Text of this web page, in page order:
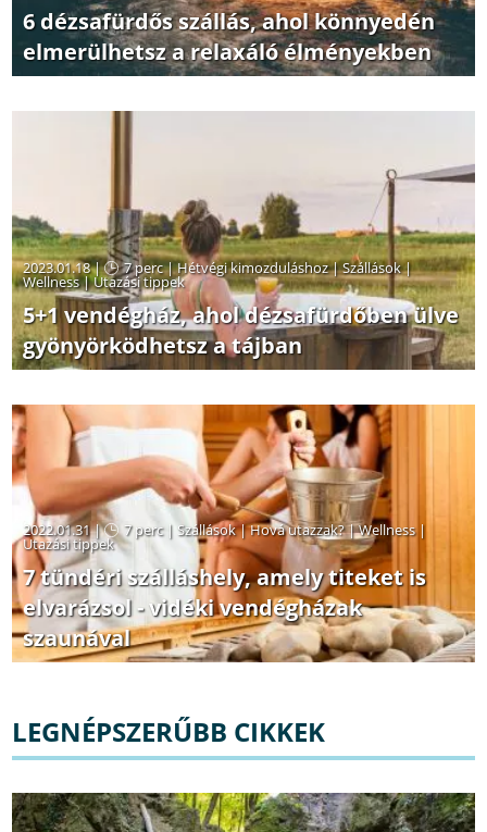
6 dézsafürdős szállás, ahol könnyedén
elmerülhetsz a relaxáló élményekben
2023.01.18 | 7 perc|Hétvégi kimozduláshoz|Szállások|
Wellness|Utazási tippek
5+1 vendégház, ahol dézsafürdőben ülve
gyönyörködhetsz a tájban
2022.01.31 | 7 perc| Szállások|Hová utazzak?|Wellness|
Utazási tippek
7 tündéri szálláshely, amely titeket is
elvarázsol - vidéki vendégházak
szaunával
LEGNÉPSZERŰBB CIKKEK